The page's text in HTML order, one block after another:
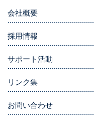
会社概要
採用情報
サポート活動
リンク集
お問い合わせ